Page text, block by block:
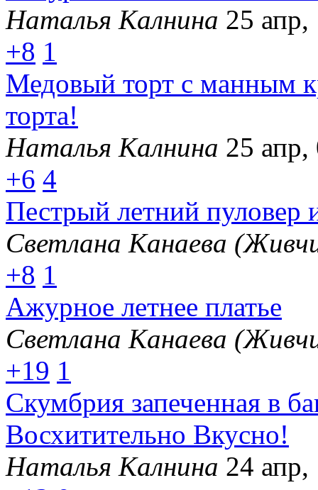
Наталья Калнина 25 апр,
+8 1
Медовый торт с манным
торта!
Наталья Калнина 25 апр,
+6 4
Пестрый летний пуловер
Светлана Канаева
+8 1
Ажурное летнее платье
Светлана Канаева
+19 1
Скумбрия запеченная в
Восхитительно Вкусно!
Наталья Калнина 24 апр,